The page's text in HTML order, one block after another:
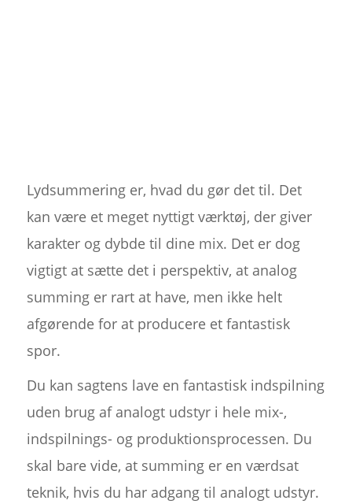
Lydsummering er, hvad du gør det til. Det
kan være et meget nyttigt værktøj, der giver
karakter og dybde til dine mix. Det er dog
vigtigt at sætte det i perspektiv, at analog
summing er rart at have, men ikke helt
afgørende for at producere et fantastisk
spor.
Du kan sagtens lave en fantastisk indspilning
uden brug af analogt udstyr i hele mix-,
indspilnings- og produktionsprocessen. Du
skal bare vide, at summing er en værdsat
teknik, hvis du har adgang til analogt udstyr.